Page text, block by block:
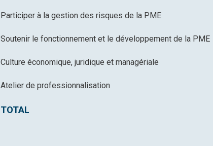
Participer à la gestion des risques de la PME
Soutenir le fonctionnement et le développement de la PME
Culture économique, juridique et managériale
Atelier de professionnalisation
TOTAL